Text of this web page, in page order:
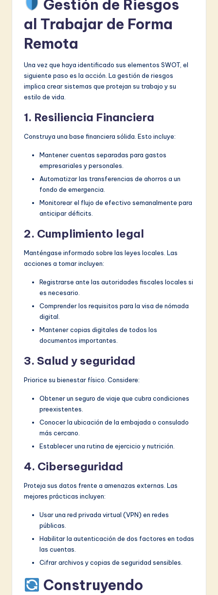
Gestión de Riesgos
al Trabajar de Forma
Remota
Una vez que haya identificado sus elementos SWOT, el
siguiente paso es la acción. La gestión de riesgos
implica crear sistemas que protejan su trabajo y su
estilo de vida.
1. Resiliencia Financiera
Construya una base financiera sólida. Esto incluye:
Mantener cuentas separadas para gastos
empresariales y personales.
Automatizar las transferencias de ahorros a un
fondo de emergencia.
Monitorear el flujo de efectivo semanalmente para
anticipar déficits.
2. Cumplimiento legal
Manténgase informado sobre las leyes locales. Las
acciones a tomar incluyen:
Registrarse ante las autoridades fiscales locales si
es necesario.
Comprender los requisitos para la visa de nómada
digital.
Mantener copias digitales de todos los
documentos importantes.
3. Salud y seguridad
Priorice su bienestar físico. Considere:
Obtener un seguro de viaje que cubra condiciones
preexistentes.
Conocer la ubicación de la embajada o consulado
más cercano.
Establecer una rutina de ejercicio y nutrición.
4. Ciberseguridad
Proteja sus datos frente a amenazas externas. Las
mejores prácticas incluyen:
Usar una red privada virtual (VPN) en redes
públicas.
Habilitar la autenticación de dos factores en todas
las cuentas.
Cifrar archivos y copias de seguridad sensibles.
Construyendo